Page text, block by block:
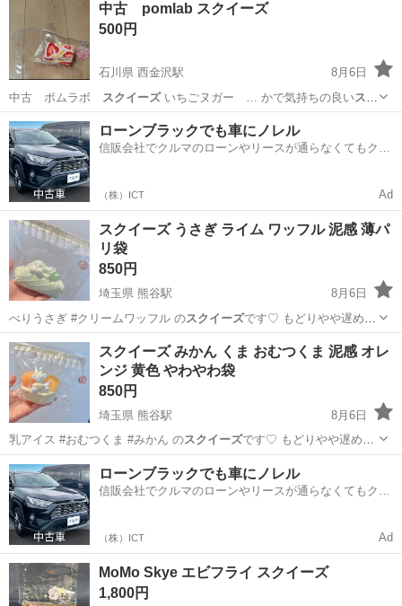
中古 pomlab スクイーズ
500円
石川県 西金沢駅
8月6日
中古 ポムラボ
スクイーズいちごヌガー … かで気持ちの良いスク
イーズです。見た目もヌ… 愛いです。他にもスクイーズ出品中です！
石川 金沢市 西金沢駅 その他
ローンブラックでも車にノレル
信販会社でクルマのローンやリースが通らなくてもクル
（株）ICT Ad
スクイーズ うさぎ ライム ワッフル 泥感 薄パ
リ袋
850円
埼玉県 熊谷駅
8月6日
べりうさぎ #クリームワッフル のスクイーズです♡ もどりやや遅め泥
感とのこと…
埼玉 熊谷市 熊谷駅 その他
スクイーズ みかん くま おむつくま 泥感 オレ
ンジ 黄色 やわやわ袋
850円
埼玉県 熊谷駅
8月6日
乳アイス #おむつくま #みかん のスクイーズです♡ もどりやや遅め泥
感、やわや…
埼玉 熊谷市 熊谷駅 その他 スクイーズ
ローンブラックでも車にノレル
信販会社でクルマのローンやリースが通らなくてもクル
（株）ICT Ad
MoMo Skye エビフライ スクイーズ
1,800円